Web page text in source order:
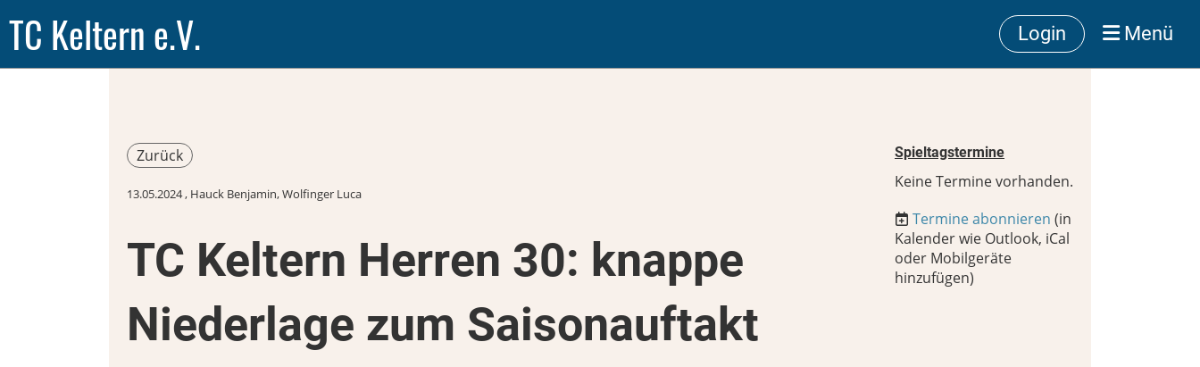
TC Keltern e.V. Login Menü
Zurück
13.05.2024, Hauck Benjamin, Wolfinger Luca
TC Keltern Herren 30: knappe
Niederlage zum Saisonauftakt
Spieltagstermine
Keine Termine vorhanden.
Termine abonnieren (in
Kalender wie Outlook, iCal
oder Mobilgeräte
hinzufügen)